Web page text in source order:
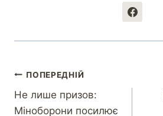
ПОПЕРЕДНІЙ
Не лише призов:
Міноборони посилює